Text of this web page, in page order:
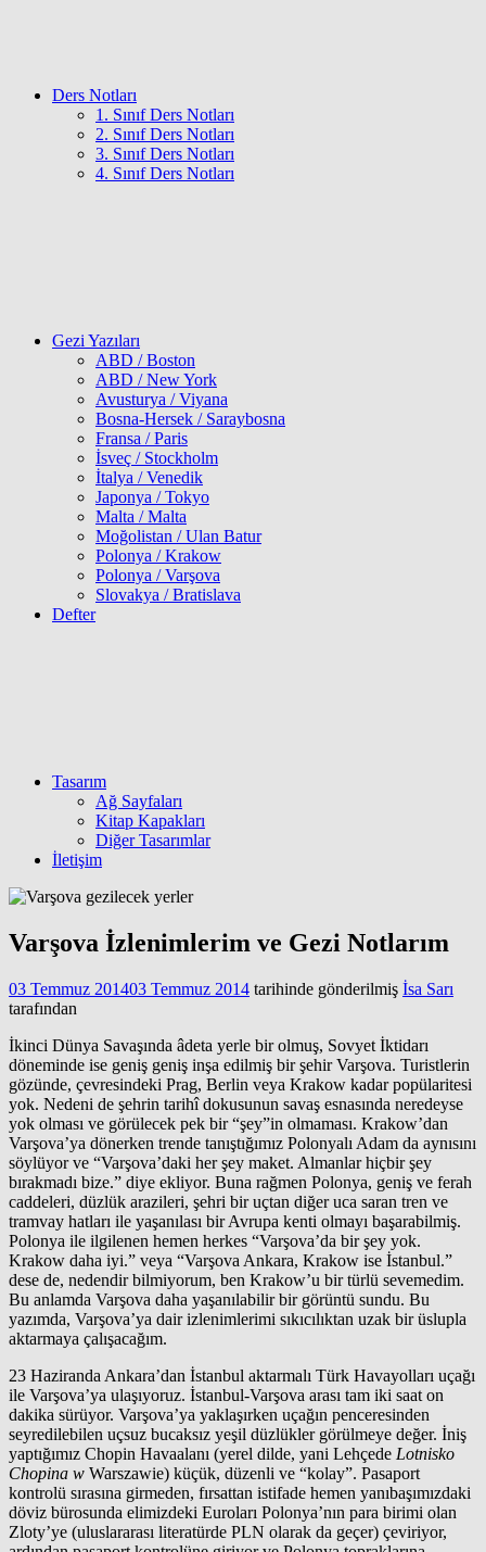
Ders Notları
1. Sınıf Ders Notları
2. Sınıf Ders Notları
3. Sınıf Ders Notları
4. Sınıf Ders Notları
Gezi Yazıları
ABD / Boston
ABD / New York
Avusturya / Viyana
Bosna-Hersek / Saraybosna
Fransa / Paris
İsveç / Stockholm
İtalya / Venedik
Japonya / Tokyo
Malta / Malta
Moğolistan / Ulan Batur
Polonya / Krakow
Polonya / Varşova
Slovakya / Bratislava
Defter
Tasarım
Ağ Sayfaları
Kitap Kapakları
Diğer Tasarımlar
İletişim
Varşova İzlenimlerim ve Gezi Notlarım
03 Temmuz 201403 Temmuz 2014 tarihinde gönderilmiş İsa Sarı
tarafından
İkinci Dünya Savaşında âdeta yerle bir olmuş, Sovyet İktidarı
döneminde ise geniş geniş inşa edilmiş bir şehir Varşova. Turistlerin
gözünde, çevresindeki Prag, Berlin veya Krakow kadar popülaritesi
yok. Nedeni de şehrin tarihî dokusunun savaş esnasında neredeyse
yok olması ve görülecek pek bir “şey”in olmaması. Krakow’dan
Varşova’ya dönerken trende tanıştığımız Polonyalı Adam da aynısını
söylüyor ve “Varşova’daki her şey maket. Almanlar hiçbir şey
bırakmadı bize.” diye ekliyor. Buna rağmen Polonya, geniş ve ferah
caddeleri, düzlük arazileri, şehri bir uçtan diğer uca saran tren ve
tramvay hatları ile yaşanılası bir Avrupa kenti olmayı başarabilmiş.
Polonya ile ilgilenen hemen herkes “Varşova’da bir şey yok.
Krakow daha iyi.” veya “Varşova Ankara, Krakow ise İstanbul.”
dese de, nedendir bilmiyorum, ben Krakow’u bir türlü sevemedim.
Bu anlamda Varşova daha yaşanılabilir bir görüntü sundu. Bu
yazımda, Varşova’ya dair izlenimlerimi sıkıcılıktan uzak bir üslupla
aktarmaya çalışacağım.
23 Haziranda Ankara’dan İstanbul aktarmalı Türk Havayolları uçağı
ile Varşova’ya ulaşıyoruz. İstanbul-Varşova arası tam iki saat on
dakika sürüyor. Varşova’ya yaklaşırken uçağın penceresinden
seyredilebilen uçsuz bucaksız yeşil düzlükler görülmeye değer. İniş
yaptığımız Chopin Havaalanı (yerel dilde, yani Lehçede Lotnisko
Chopina w Warszawie) küçük, düzenli ve “kolay”. Pasaport
kontrolü sırasına girmeden, fırsattan istifade hemen yanıbaşımızdaki
döviz bürosunda elimizdeki Euroları Polonya’nın para birimi olan
Zloty’ye (uluslararası literatürde PLN olarak da geçer) çeviriyor,